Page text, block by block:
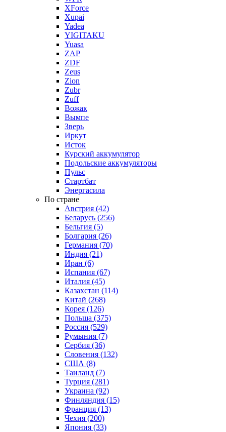
XForce
Xupai
Yadea
YIGITAKU
Yuasa
ZAP
ZDF
Zeus
Zion
Zubr
Zuff
Вожак
Вымпе
Зверь
Иркут
Исток
Курский аккумулятор
Подольские аккумуляторы
Пульс
Стартбат
Энергасила
По стране
Австрия (42)
Беларусь (256)
Бельгия (5)
Болгария (26)
Германия (70)
Индия (21)
Иран (6)
Испания (67)
Италия (45)
Казахстан (114)
Китай (268)
Корея (126)
Польша (375)
Россия (529)
Румыния (7)
Сербия (36)
Словения (132)
США (8)
Таиланд (7)
Турция (281)
Украина (92)
Финляндия (15)
Франция (13)
Чехия (200)
Япония (33)